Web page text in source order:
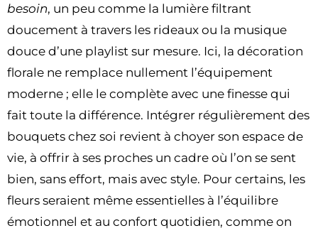
besoin, un peu comme la lumière filtrant
doucement à travers les rideaux ou la musique
douce d’une playlist sur mesure. Ici, la décoration
florale ne remplace nullement l’équipement
moderne ; elle le complète avec une finesse qui
fait toute la différence. Intégrer régulièrement des
bouquets chez soi revient à choyer son espace de
vie, à offrir à ses proches un cadre où l’on se sent
bien, sans effort, mais avec style. Pour certains, les
fleurs seraient même essentielles à l’équilibre
émotionnel et au confort quotidien, comme on